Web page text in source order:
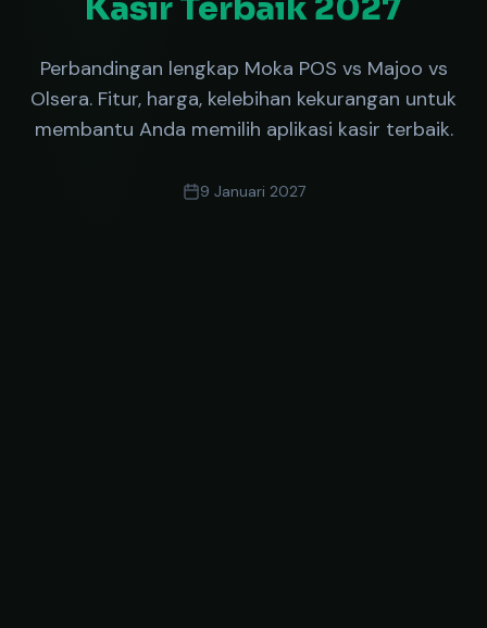
Kasir Terbaik 2027
Perbandingan lengkap Moka POS vs Majoo vs
Olsera. Fitur, harga, kelebihan kekurangan untuk
membantu Anda memilih aplikasi kasir terbaik.
9 Januari 2027